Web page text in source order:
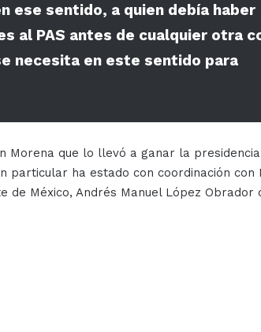
ese sentido, a quien debía haber
al PAS antes de cualquier otra
necesita en este sentido para
Morena que lo llevó a ganar la
particular ha estado con coordinación con
de México, Andrés Manuel López